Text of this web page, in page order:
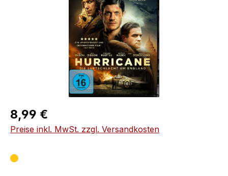
Regulärer Preis:
8,99 €
Preise inkl. MwSt. zzgl. Versandkosten